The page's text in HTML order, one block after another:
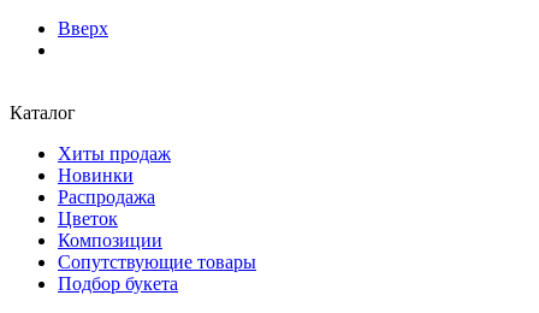
Вверх
Каталог
Хиты продаж
Новинки
Распродажа
Цветок
Композиции
Сопутствующие товары
Подбор букета